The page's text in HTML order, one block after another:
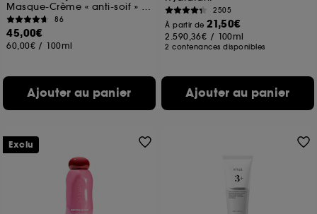
Masque-Crème « anti-soif » réparateur
86
45,00€
60,00€ / 100ml
Ajouter au panier
2505
À partir de21,50€
2.590,36€ / 100ml
2 contenances disponibles
Ajouter au panier
Exclu